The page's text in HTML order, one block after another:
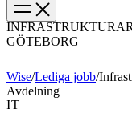
GÖTEBORG
Wise/Lediga jobb/
Avdelning
IT